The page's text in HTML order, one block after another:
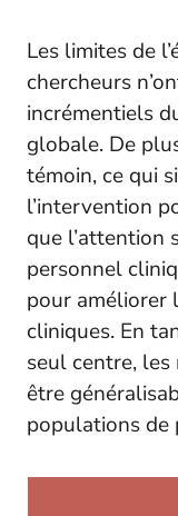
Les limites de
chercheurs
incrémentiels
globale. De
témoin, ce qui
l’intervention
que l’attention
personnel
pour améliorer
cliniques. En
seul centre,
être
populations de